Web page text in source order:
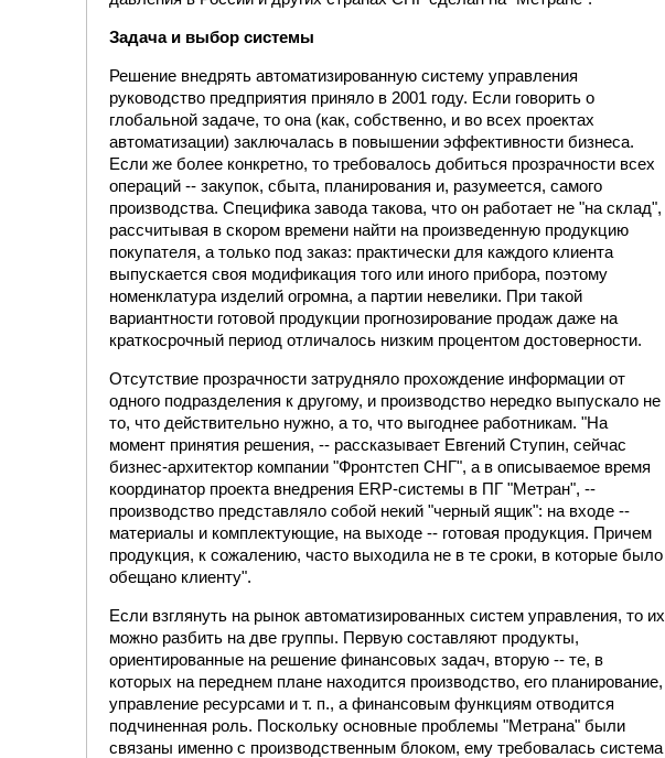
Задача и выбор системы
Решение внедрять автоматизированную систему управления
руководство предприятия приняло в 2001 году. Если говорить о
глобальной задаче, то она (как, собственно, и во всех проектах
автоматизации) заключалась в повышении эффективности бизнеса.
Если же более конкретно, то требовалось добиться прозрачности всех
операций -- закупок, сбыта, планирования и, разумеется, самого
производства. Специфика завода такова, что он работает не "на склад",
рассчитывая в скором времени найти на произведенную продукцию
покупателя, а только под заказ: практически для каждого клиента
выпускается своя модификация того или иного прибора, поэтому
номенклатура изделий огромна, а партии невелики. При такой
вариантности готовой продукции прогнозирование продаж даже на
краткосрочный период отличалось низким процентом достоверности.
Отсутствие прозрачности затрудняло прохождение информации от
одного подразделения к другому, и производство нередко выпускало не
то, что действительно нужно, а то, что выгоднее работникам. "На
момент принятия решения, -- рассказывает Евгений Ступин, сейчас
бизнес-архитектор компании "Фронтстеп СНГ", а в описываемое время
координатор проекта внедрения ERP-системы в ПГ "Метран", --
производство представляло собой некий "черный ящик": на входе --
материалы и комплектующие, на выходе -- готовая продукция. Причем
продукция, к сожалению, часто выходила не в те сроки, в которые было
обещано клиенту".
Если взглянуть на рынок автоматизированных систем управления, то их
можно разбить на две группы. Первую составляют продукты,
ориентированные на решение финансовых задач, вторую -- те, в
которых на переднем плане находится производство, его планирование,
управление ресурсами и т. п., а финансовым функциям отводится
подчиненная роль. Поскольку основные проблемы "Метрана" были
связаны именно с производственным блоком, ему требовалась система